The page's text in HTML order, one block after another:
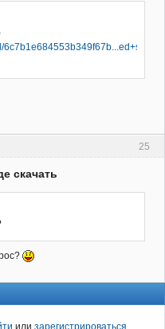
25
скачать
или зарегистрироваться